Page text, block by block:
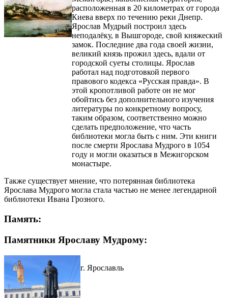
расположенная в 20 километрах от города
Киева вверх по течению реки Днепр.
Ярослав Мудрый построил здесь
неподалёку, в Вышгороде, свой княжеский
замок. Последние два года своей жизни,
великий князь прожил здесь, вдали от
городской суеты столицы. Ярослав
работал над подготовкой первого
правового кодекса «Русская правда». В
этой кропотливой работе он не мог
обойтись без дополнительного изучения
литературы по конкретному вопросу,
таким образом, соответственно можно
сделать предположение, что часть
библиотеки могла быть с ним. Эти книги
после смерти Ярослава Мудрого в 1054
году и могли оказаться в Межигорском
монастыре.
Также существует мнение, что потерянная библиотека
Ярослава Мудрого могла стала частью не менее легендарной
библиотеки Ивана Грозного.
Память:
Памятники Ярославу Мудрому:
г. Ярославль